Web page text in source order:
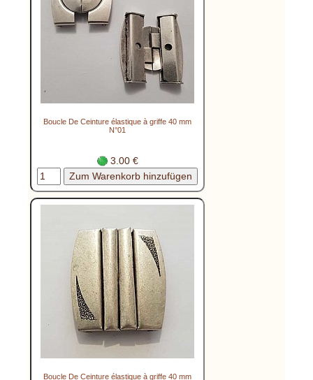
Boucle De Ceinture élastique à griffe 40 mm
N°01
3.00 €
Boucle De Ceinture élastique à griffe 40 mm